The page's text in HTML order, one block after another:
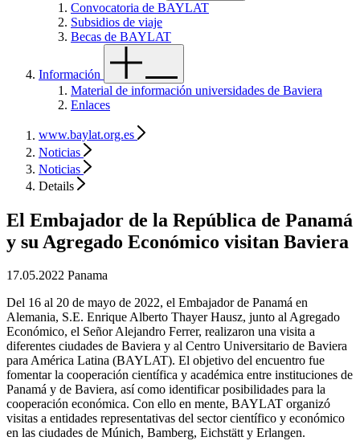
Convocatoria de BAYLAT
Subsidios de viaje
Becas de BAYLAT
Información
Material de información universidades de Baviera
Enlaces
www.baylat.org.es
Noticias
Noticias
Details
El Embajador de la República de Panamá
y su Agregado Económico visitan Baviera
17.05.2022 Panama
Del 16 al 20 de mayo de 2022, el Embajador de Panamá en
Alemania, S.E. Enrique Alberto Thayer Hausz, junto al Agregado
Económico, el Señor Alejandro Ferrer, realizaron una visita a
diferentes ciudades de Baviera y al Centro Universitario de Baviera
para América Latina (BAYLAT). El objetivo del encuentro fue
fomentar la cooperación científica y académica entre instituciones de
Panamá y de Baviera, así como identificar posibilidades para la
cooperación económica. Con ello en mente, BAYLAT organizó
visitas a entidades representativas del sector científico y económico
en las ciudades de Múnich, Bamberg, Eichstätt y Erlangen.